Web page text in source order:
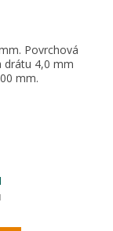
Povrchová
drátu 4,0 mm
mm.